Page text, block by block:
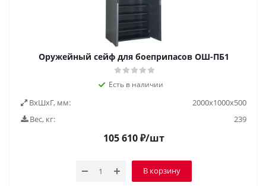
Оружейный сейф для боеприпасов ОШ-ПБ1
Есть в наличии
ВxШxГ, мм:
2000х1000х500
Вес, кг:
239
105 610₽/шт
В корзину